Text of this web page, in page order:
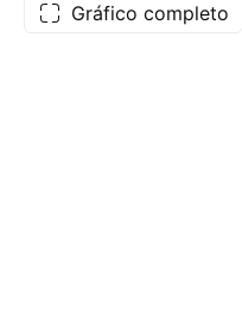
Gráfico completo